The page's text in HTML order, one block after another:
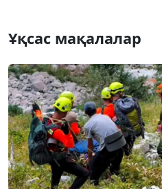
Ұқсас мақалалар